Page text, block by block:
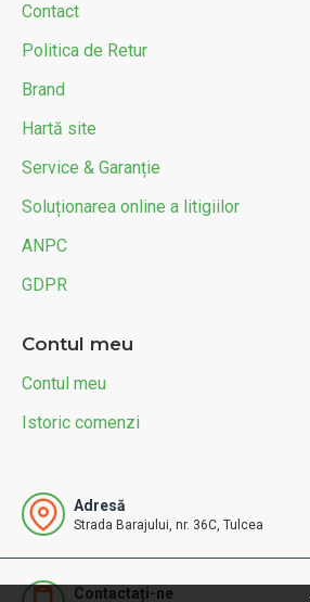
Contact
Politica de Retur
Brand
Hartă site
Service & Garanție
Soluționarea online a litigiilor
ANPC
GDPR
Contul meu
Contul meu
Istoric comenzi
Adresă
Strada Barajului, nr. 36C, Tulcea
Contactați-ne